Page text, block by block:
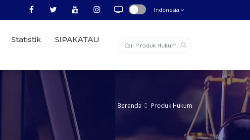
Indonesia
Statistik SIPAKATAU
Beranda Produk Hukum